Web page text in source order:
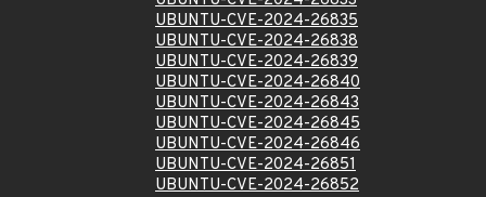
UBUNTU-CVE-2024-26835
UBUNTU-CVE-2024-26838
UBUNTU-CVE-2024-26839
UBUNTU-CVE-2024-26840
UBUNTU-CVE-2024-26843
UBUNTU-CVE-2024-26845
UBUNTU-CVE-2024-26846
UBUNTU-CVE-2024-26851
UBUNTU-CVE-2024-26852